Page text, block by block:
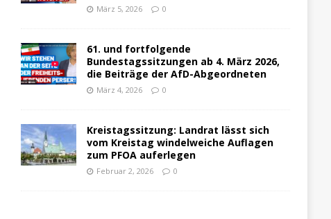
März 5, 2026 0
61. und fortfolgende
Bundestagssitzungen ab 4. März 2026,
die Beiträge der AfD-Abgeordneten
März 4, 2026 0
Kreistagssitzung: Landrat lässt sich
vom Kreistag windelweiche Auflagen
zum PFOA auferlegen
Februar 2, 2026 0